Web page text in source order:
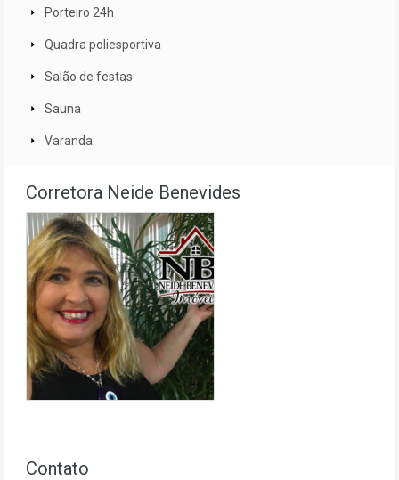
Porteiro 24h
Quadra poliesportiva
Salão de festas
Sauna
Varanda
Corretora Neide Benevides
Contato